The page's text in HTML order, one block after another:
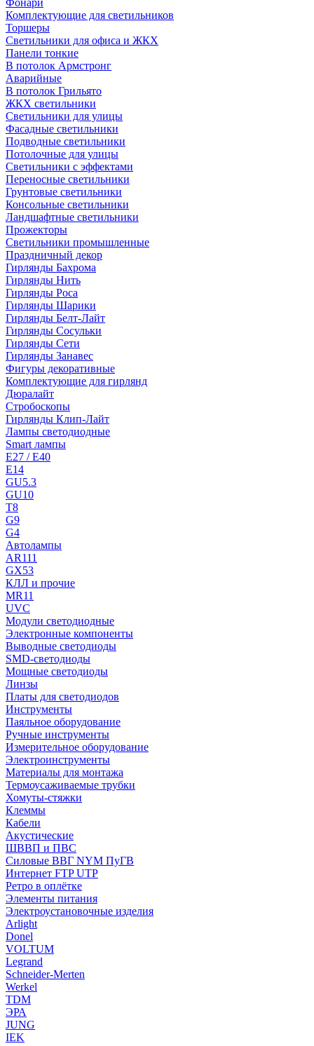
Фонари
Комплектующие для светильников
Торшеры
Светильники для офиса и ЖКХ
Панели тонкие
В потолок Армстронг
Аварийные
В потолок Грильято
ЖКХ светильники
Светильники для улицы
Фасадные светильники
Подводные светильники
Потолочные для улицы
Светильники с эффектами
Переносные светильники
Грунтовые светильники
Консольные светильники
Ландшафтные светильники
Прожекторы
Светильники промышленные
Праздничный декор
Гирлянды Бахрома
Гирлянды Нить
Гирлянды Роса
Гирлянды Шарики
Гирлянды Белт-Лайт
Гирлянды Сосульки
Гирлянды Сети
Гирлянды Занавес
Фигуры декоративные
Комплектующие для гирлянд
Дюралайт
Стробоскопы
Гирлянды Клип-Лайт
Лампы светодиодные
Smart лампы
E27 / E40
E14
GU5.3
GU10
T8
G9
G4
Автолампы
AR111
GX53
КЛЛ и прочие
MR11
UVC
Модули светодиодные
Электронные компоненты
Выводные светодиоды
SMD-светодиоды
Мощные светодиоды
Линзы
Платы для светодиодов
Инструменты
Паяльное оборудование
Ручные инструменты
Измерительное оборудование
Электроинструменты
Материалы для монтажа
Термоусаживаемые трубки
Хомуты-стяжки
Клеммы
Кабели
Акустические
ШВВП и ПВС
Силовые ВВГ NYM ПуГВ
Интернет FTP UTP
Ретро в оплётке
Элементы питания
Электроустановочные изделия
Arlight
Donel
VOLTUM
Legrand
Schneider-Merten
Werkel
TDM
ЭРА
JUNG
IEK